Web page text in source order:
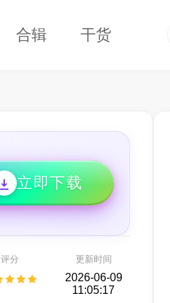
合辑 干货
立即下载
评分 更新时间
2026-06-09
11:05:17
益盟操盘手